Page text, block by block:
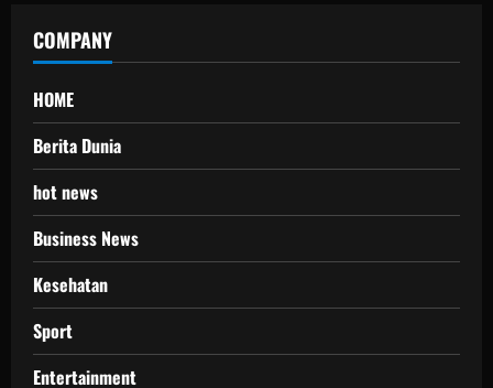
COMPANY
HOME
Berita Dunia
hot news
Business News
Kesehatan
Sport
Entertainment